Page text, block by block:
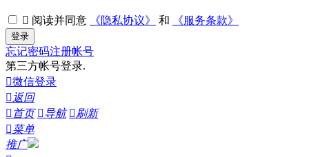
 阅读并同意 《隐私协议》 和 《服务条款》
登录
忘记密码注册帐号
第三方帐号登录.
微信登录
 返回
 首页 导航 刷新
菜单
推广